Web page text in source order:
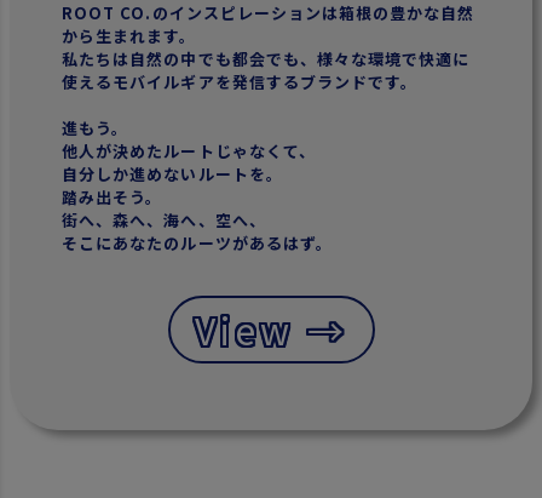
ROOT CO.のインスピレーションは箱根の豊かな自然
から生まれます。
私たちは自然の中でも都会でも、様々な環境で快適に
使えるモバイルギアを発信するブランドです。
進もう。
他人が決めたルートじゃなくて、
自分しか進めないルートを。
踏み出そう。
街へ、森へ、海へ、空へ、
そこにあなたのルーツがあるはず。
View →